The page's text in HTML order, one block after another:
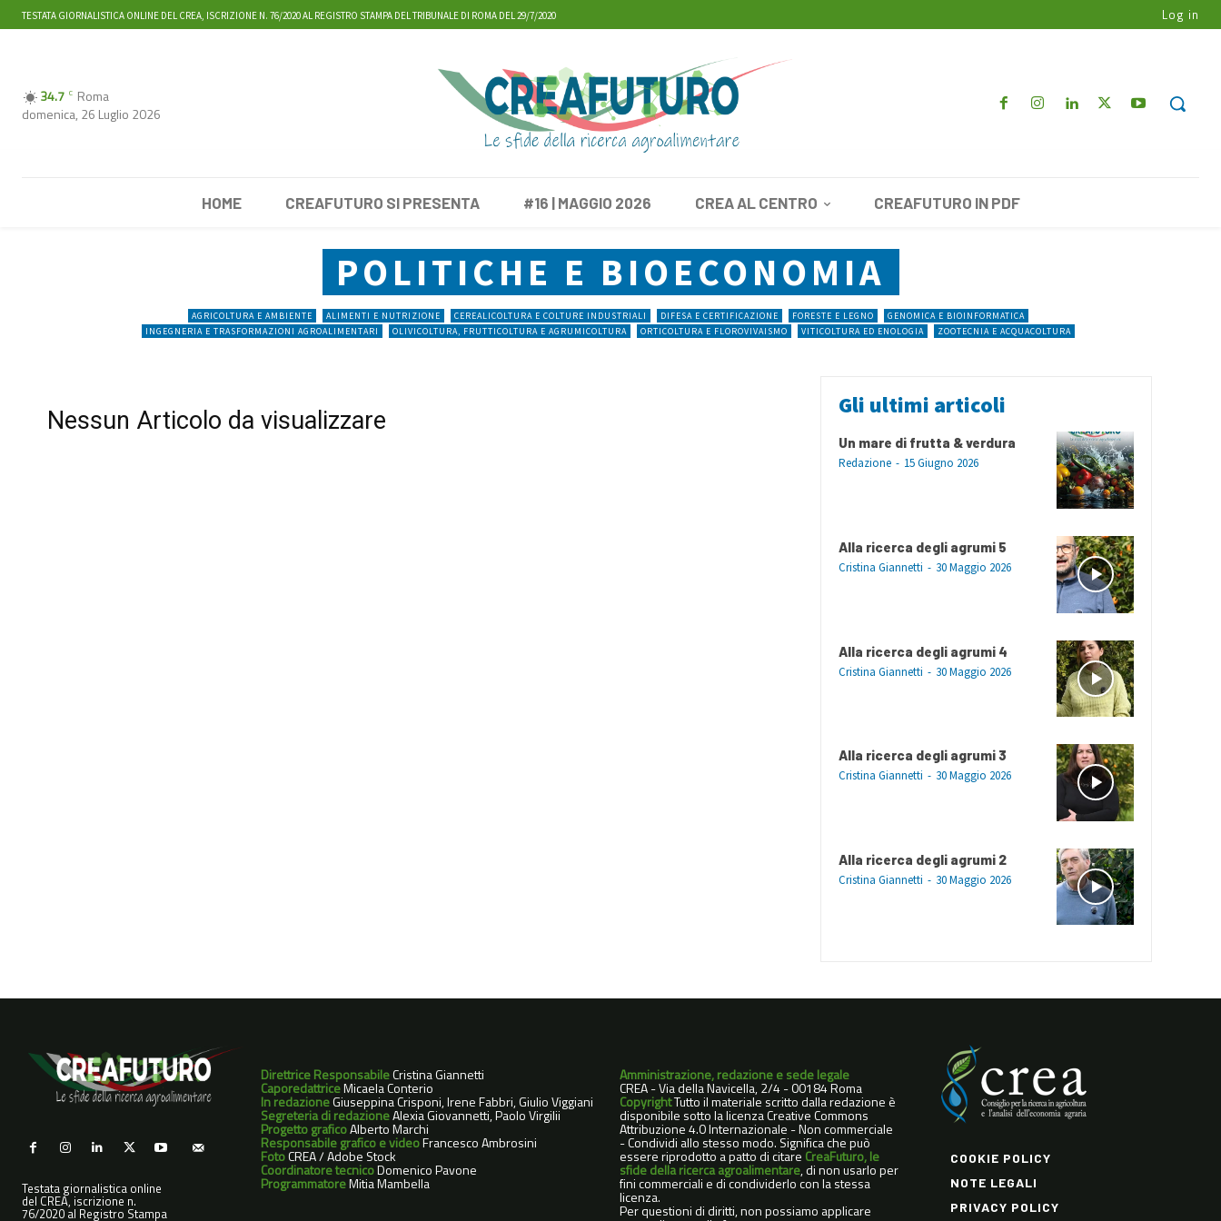
TESTATA GIORNALISTICA ONLINE DEL CREA, ISCRIZIONE N. 76/2020 AL REGISTRO STAMPA DEL TRIBUNALE DI ROMA DEL 29/7/2020 Log in
34.7 C Roma
domenica, 26 Luglio 2026
HOME CREAFUTURO SI PRESENTA #16 | MAGGIO 2026 CREA AL CENTRO CREAFUTURO IN PDF
POLITICHE E BIOECONOMIA
AGRICOLTURA E AMBIENTE ALIMENTI E NUTRIZIONE CEREALICOLTURA E COLTURE INDUSTRIALI DIFESA E CERTIFICAZIONE FORESTE E LEGNO
GENOMICA E BIOINFORMATICA
INGEGNERIA E TRASFORMAZIONI AGROALIMENTARI
OLIVICOLTURA, FRUTTICOLTURA E AGRUMICOLTURA ORTICOLTURA E FLOROVIVAISMO VITICOLTURA ED ENOLOGIA ZOOTECNIA E ACQUACOLTURA
Nessun Articolo da visualizzare
Gli ultimi articoli
Un mare di frutta & verdura
Redazione - 15 Giugno 2026
Alla ricerca degli agrumi 5
Cristina Giannetti - 30 Maggio 2026
Alla ricerca degli agrumi 4
Cristina Giannetti - 30 Maggio 2026
Alla ricerca degli agrumi 3
Cristina Giannetti - 30 Maggio 2026
Alla ricerca degli agrumi 2
Cristina Giannetti - 30 Maggio 2026
Testata giornalistica online
del CREA, iscrizione n.
76/2020 al Registro Stampa
Direttrice ResponsabileCristina Giannetti
CaporedattriceMicaela Conterio
In redazioneGiuseppina Crisponi, Irene Fabbri, Giulio Viggiani
Segreteria di redazioneAlexia Giovannetti, Paolo Virgilii
Progetto graficoAlberto Marchi
Responsabile grafico e videoFrancesco Ambrosini
FotoCREA / Adobe Stock
Coordinatore tecnicoDomenico Pavone
ProgrammatoreMitia Mambella
Amministrazione, redazione e sede legale
CREA - Via della Navicella, 2/4 - 00184 Roma
CopyrightTutto il materiale scritto dalla redazione è
disponibile sotto la licenza Creative Commons
Attribuzione 4.0 Internazionale - Non commerciale
- Condividi allo stesso modo. Significa che può
essere riprodotto a patto di citare CreaFuturo, le
sfide della ricerca agroalimentare, di non usarlo per
fini commerciali e di condividerlo con la stessa
licenza.
Per questioni di diritti, non possiamo applicare
COOKIE POLICY
NOTE LEGALI
PRIVACY POLICY